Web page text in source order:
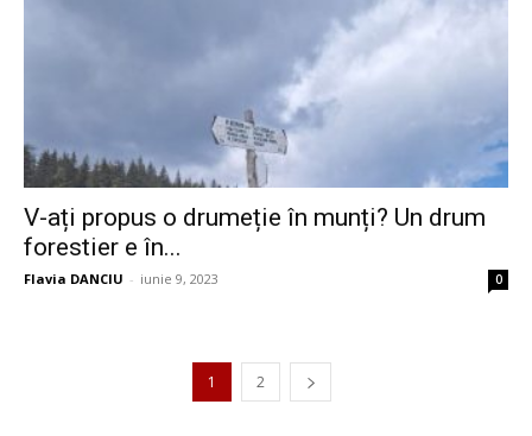
V-ați propus o drumeție în munți? Un drum
forestier e în...
Flavia DANCIU - iunie 9, 2023 0
1 2